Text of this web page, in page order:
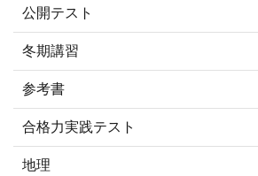
公開テスト
冬期講習
参考書
合格力実践テスト
地理